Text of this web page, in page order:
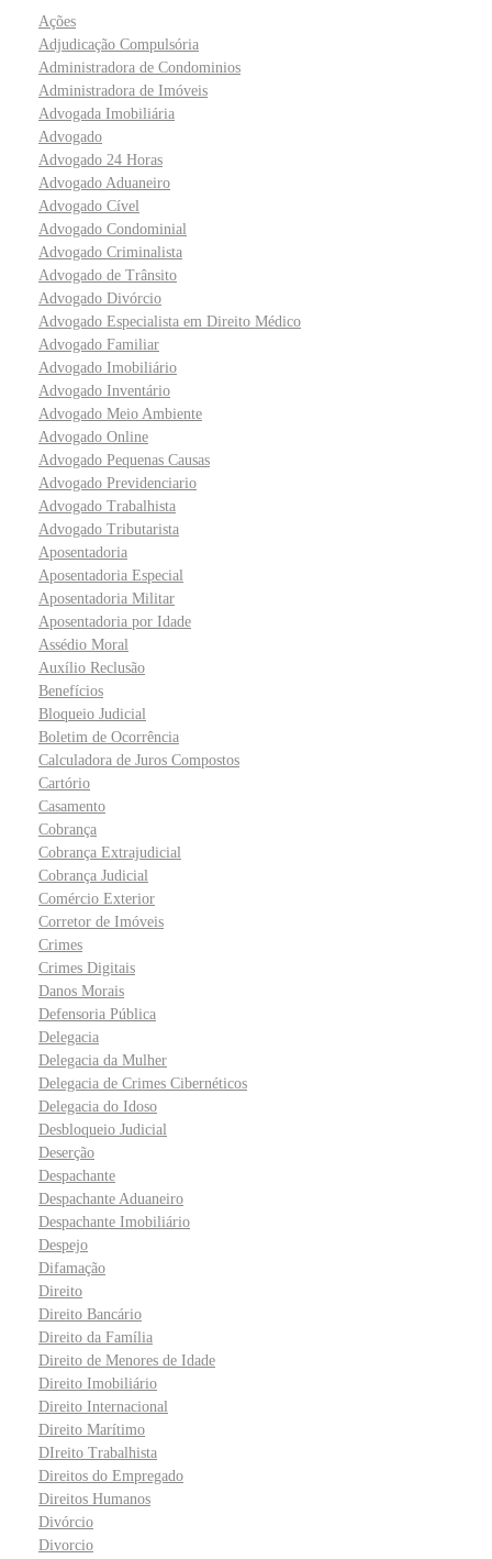
Ações
Adjudicação Compulsória
Administradora de Condominios
Administradora de Imóveis
Advogada Imobiliária
Advogado
Advogado 24 Horas
Advogado Aduaneiro
Advogado Cível
Advogado Condominial
Advogado Criminalista
Advogado de Trânsito
Advogado Divórcio
Advogado Especialista em Direito Médico
Advogado Familiar
Advogado Imobiliário
Advogado Inventário
Advogado Meio Ambiente
Advogado Online
Advogado Pequenas Causas
Advogado Previdenciario
Advogado Trabalhista
Advogado Tributarista
Aposentadoria
Aposentadoria Especial
Aposentadoria Militar
Aposentadoria por Idade
Assédio Moral
Auxílio Reclusão
Benefícios
Bloqueio Judicial
Boletim de Ocorrência
Calculadora de Juros Compostos
Cartório
Casamento
Cobrança
Cobrança Extrajudicial
Cobrança Judicial
Comércio Exterior
Corretor de Imóveis
Crimes
Crimes Digitais
Danos Morais
Defensoria Pública
Delegacia
Delegacia da Mulher
Delegacia de Crimes Cibernéticos
Delegacia do Idoso
Desbloqueio Judicial
Deserção
Despachante
Despachante Aduaneiro
Despachante Imobiliário
Despejo
Difamação
Direito
Direito Bancário
Direito da Família
Direito de Menores de Idade
Direito Imobiliário
Direito Internacional
Direito Marítimo
DIreito Trabalhista
Direitos do Empregado
Direitos Humanos
Divórcio
Divorcio